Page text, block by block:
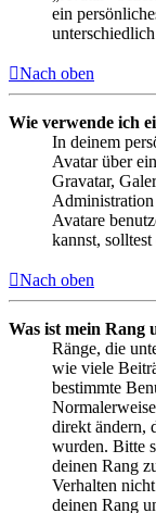
ein
Nach oben
Wie verwende ich
In deinem
Avatar über
Gravatar,
Avatare
kannst,
Nach oben
Was ist mein Rang
Ränge, die
wie viele
bestimmte
direkt ändern,
wurden. Bitte
deinen Rang
Verhalten
deinen Rang